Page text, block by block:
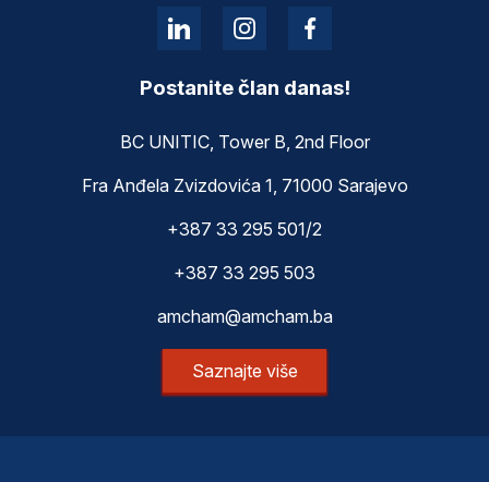
Postanite član danas!
BC UNITIC, Tower B, 2nd Floor
Fra Anđela Zvizdovića 1, 71000 Sarajevo
+387 33 295 501/2
+387 33 295 503
amcham@amcham.ba
Saznajte više